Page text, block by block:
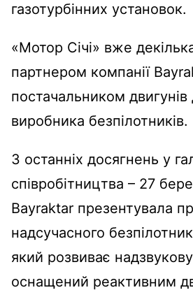
газотурбінних установок.
«Мотор Січі» вже
партнером компанії
постачальником
виробника безпілотників.
З останніх досягнень у
співробітництва – 27
Bayraktar презентувала
надсучасного
який розвиває
оснащений реактивним